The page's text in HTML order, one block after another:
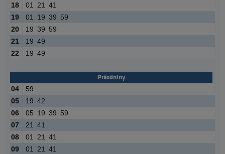
18
01 21 41
19
01 19 39 59
20
19 39 59
21
19 49
22
19 49
Prázdniny
04
59
05
19 42
06
05 19 39 59
07
21 41
08
01 21 41
09
01 21 41